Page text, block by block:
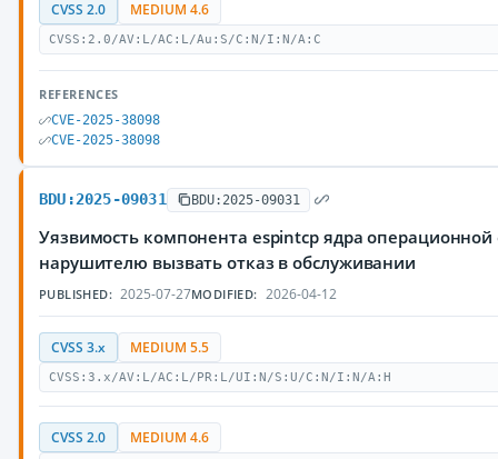
CVSS 2.0 MEDIUM 4.6
CVSS:2.0/AV:L/AC:L/Au:S/C:N/I:N/A:C
REFERENCES
CVE-2025-38098
CVE-2025-38098
BDU:2025-09031 BDU:2025-09031
Уязвимость компонента espintcp ядра
нарушителю вызвать отказ в обслуживании
PUBLISHED: 2025-07-27MODIFIED: 2026-04-12
CVSS 3.x MEDIUM 5.5
CVSS:3.x/AV:L/AC:L/PR:L/UI:N/S:U/C:N/I:N/A:H
CVSS 2.0 MEDIUM 4.6